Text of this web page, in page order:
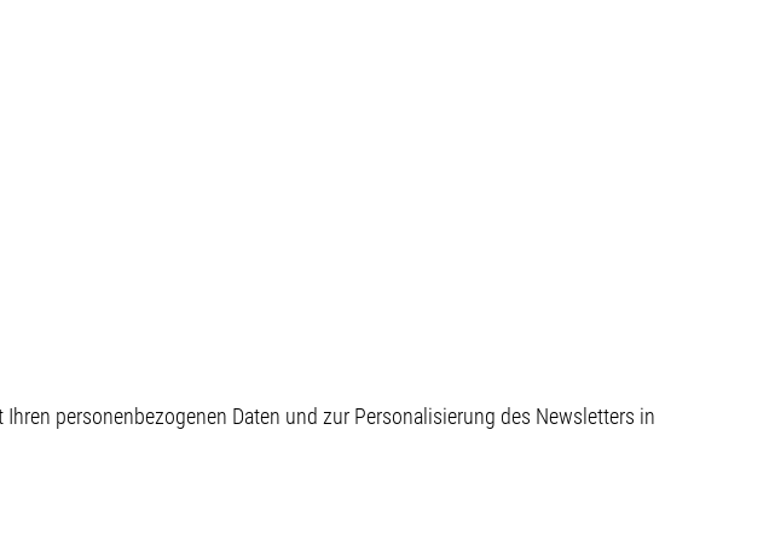
personenbezogenen Daten und zur Personalisierung des Newsletters in